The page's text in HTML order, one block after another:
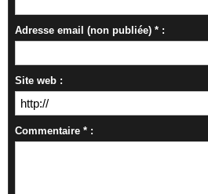
Adresse email (non publiée) * :
Site web :
Commentaire * :